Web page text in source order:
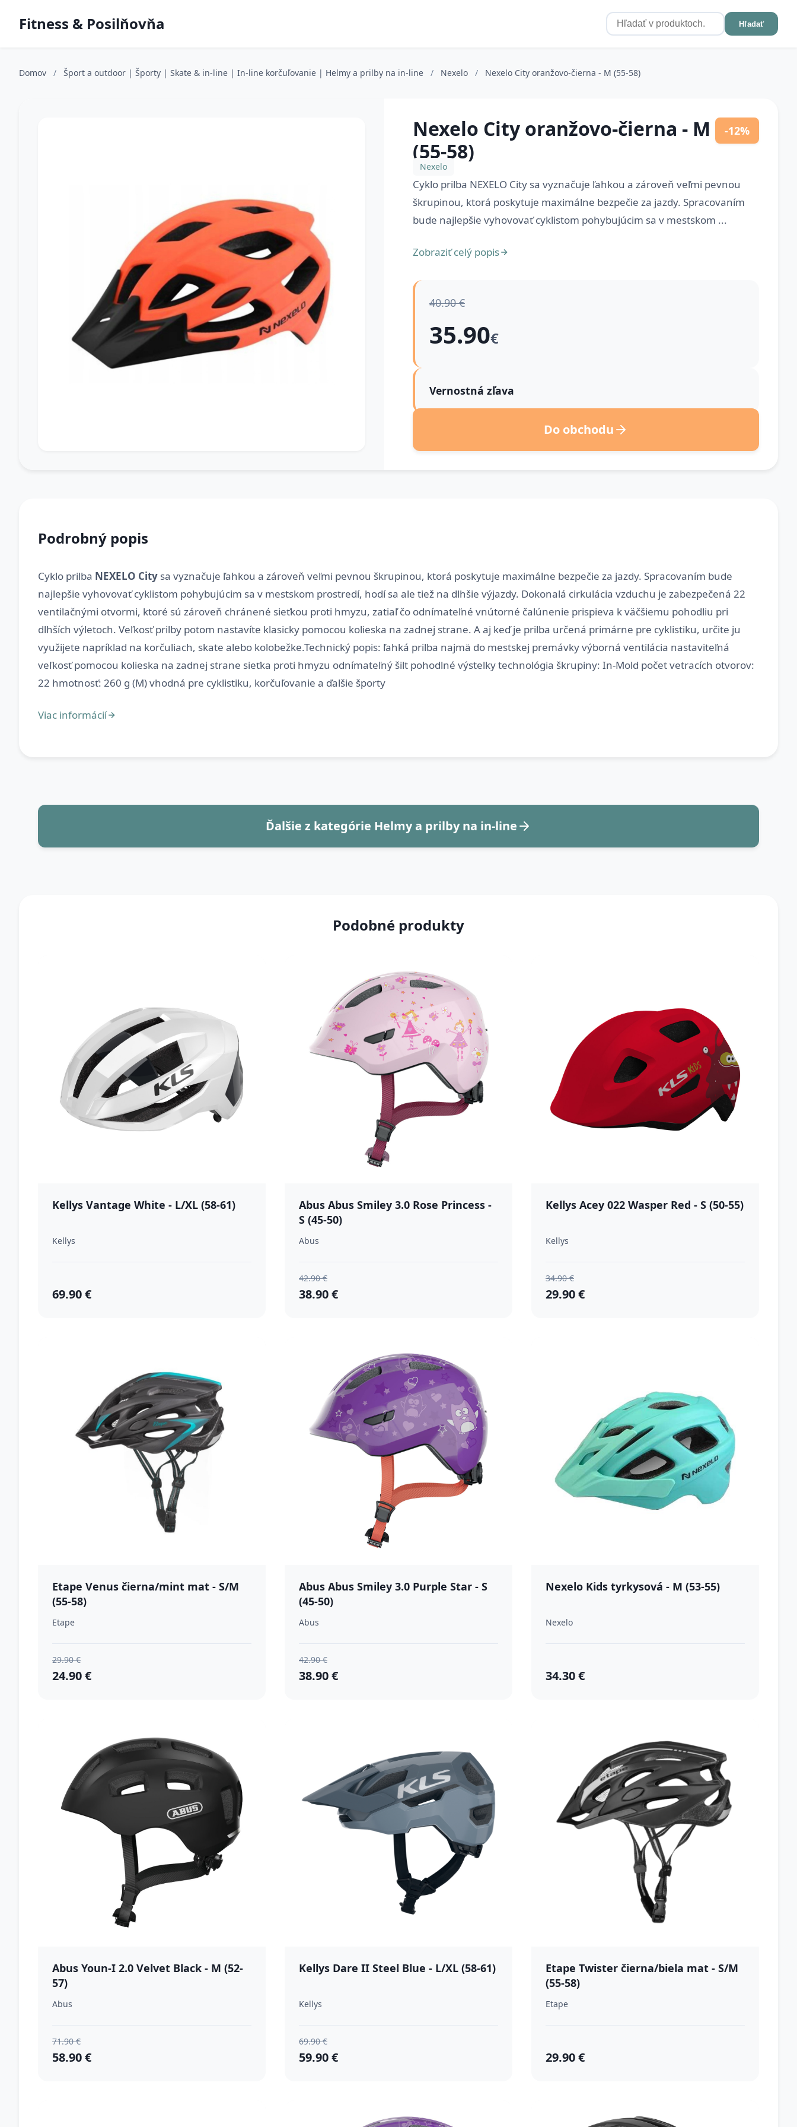
Fitness & Posilňovňa Hľadať
Domov / Šport a outdoor | Športy | Skate & in-line | In-line korčuľovanie | Helmy a prilby na in-line / Nexelo / Nexelo City oranžovo-čierna - M (55-58)
Nexelo City oranžovo-čierna - M
(55-58)
-12%
Nexelo
Cyklo prilba NEXELO City sa vyznačuje ľahkou a zároveň veľmi pevnou
škrupinou, ktorá poskytuje maximálne bezpečie za jazdy. Spracovaním
bude najlepšie vyhovovať cyklistom pohybujúcim sa v mestskom ...
Zobraziť celý popis
40.90 €
35.90€
Vernostná zľava
Do obchodu
Podrobný popis
Cyklo prilba NEXELO City sa vyznačuje ľahkou a zároveň veľmi pevnou škrupinou, ktorá poskytuje maximálne bezpečie za jazdy. Spracovaním bude
najlepšie vyhovovať cyklistom pohybujúcim sa v mestskom prostredí, hodí sa ale tiež na dlhšie výjazdy. Dokonalá cirkulácia vzduchu je zabezpečená 22
ventilačnými otvormi, ktoré sú zároveň chránené sieťkou proti hmyzu, zatiaľ čo odnímateľné vnútorné čalúnenie prispieva k väčšiemu pohodliu pri
dlhších výletoch. Veľkosť prilby potom nastavíte klasicky pomocou kolieska na zadnej strane. A aj keď je prilba určená primárne pre cyklistiku, určite ju
využijete napríklad na korčuliach, skate alebo kolobežke.Technický popis: ľahká prilba najmä do mestskej premávky výborná ventilácia nastaviteľná
veľkosť pomocou kolieska na zadnej strane sieťka proti hmyzu odnímateľný šilt pohodlné výstelky technológia škrupiny: In-Mold počet vetracích otvorov:
Ďalšie z kategórie Helmy a prilby na in-line
Podobné produkty
Kellys Vantage White - L/XL (58-61)
Kellys
69.90 €
Abus Abus Smiley 3.0 Rose Princess -
S (45-50)
Abus
42.90 €
38.90 €
Kellys Acey 022 Wasper Red - S (50-55)
Kellys
34.90 €
29.90 €
Etape Venus čierna/mint mat - S/M
(55-58)
Etape
29.90 €
24.90 €
Abus Abus Smiley 3.0 Purple Star - S
(45-50)
Abus
42.90 €
38.90 €
Nexelo Kids tyrkysová - M (53-55)
Nexelo
34.30 €
Abus Youn-I 2.0 Velvet Black - M (52-
57)
Abus
71.90 €
58.90 €
Kellys Dare II Steel Blue - L/XL (58-61)
Kellys
69.90 €
59.90 €
Etape Twister čierna/biela mat - S/M
(55-58)
Etape
29.90 €